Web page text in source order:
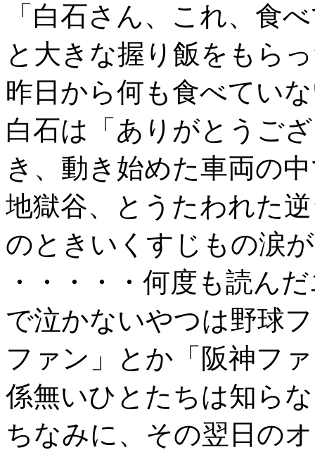
「白石さん、これ、食
と大きな握り飯をもら
昨日から何も食べてい
白石は「ありがとうご
き、動き始めた車両の
地獄谷、とうたわれた
のときいくすじもの涙
・・・・・何度も読ん
で泣かないやつは野球
ファン」とか「阪神フ
係無いひとたちは知ら
ちなみに、その翌日の